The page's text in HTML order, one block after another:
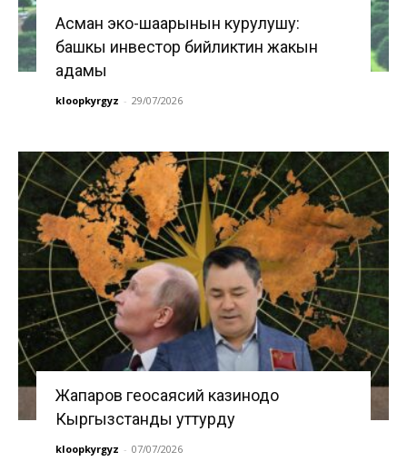
Асман эко-шаарынын курулушу:
башкы инвестор бийликтин жакын
адамы
kloopkyrgyz - 29/07/2026
Жапаров геосаясий казинодо
Кыргызстанды уттурду
kloopkyrgyz - 07/07/2026